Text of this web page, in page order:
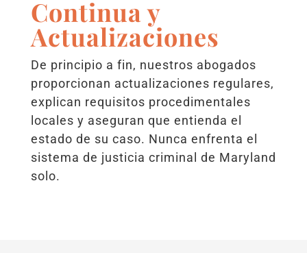
Continua y
Actualizaciones
De principio a fin, nuestros abogados
proporcionan actualizaciones regulares,
explican requisitos procedimentales
locales y aseguran que entienda el
estado de su caso. Nunca enfrenta el
sistema de justicia criminal de Maryland
solo.